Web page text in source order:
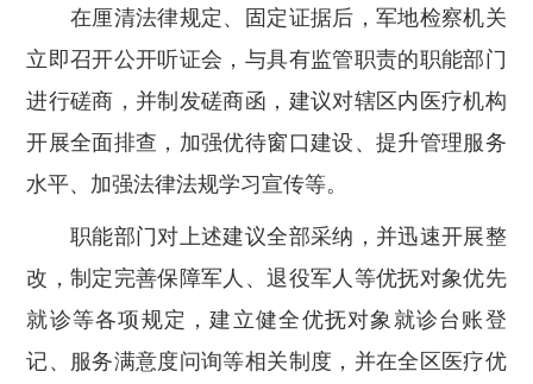
在厘清法律规定、固定证据后，军地检察机关
立即召开公开听证会，与具有监管职责的职能部门
进行磋商，并制发磋商函， 建议对辖区内医疗机构
开展全面排查，加强优待窗口建设、提升管理服务
水平、加强法律法规学习宣传等。
职能部门对上述建议全部采纳，并迅速开展整
改，制定完善保障军人、退役军人等优抚对象优先
就诊等各项规定，建立健全优抚对象就诊台账登
记、服务满意度问询等相关制度，并在全区医疗优